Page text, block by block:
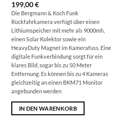
199,00€
Die Bergmann & Koch Funk
Rückfahrkamera verfügt über einen
Lithiumspeicher mit mehr als 9000mh,
einen Solar Kolektor sowie ein
HeavyDuty Magnet im Kamerafuss. Eine
digitale Funkverbindung sorgt für ein
klares Bild, sogar bis zu 50 Meter
Entfernung. Es können bis zu 4 Kameras
gleichzeitig an einen BKM71 Monitor
angebunden werden
IN DEN WARENKORB